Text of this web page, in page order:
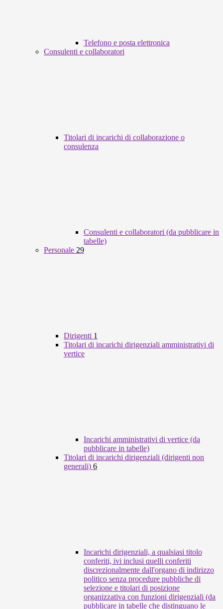
Telefono e posta elettronica
Consulenti e collaboratori
Titolari di incarichi di collaborazione o
consulenza
Consulenti e collaboratori (da pubblicare in
tabelle)
Personale 29
Dirigenti 1
Titolari di incarichi dirigenziali amministrativi di
vertice
Incarichi amministrativi di vertice (da
pubblicare in tabelle)
Titolari di incarichi dirigenziali (dirigenti non
generali) 6
Incarichi dirigenziali, a qualsiasi titolo
conferiti, ivi inclusi quelli conferiti
discrezionalmente dall'organo di indirizzo
politico senza procedure pubbliche di
selezione e titolari di posizione
organizzativa con funzioni dirigenziali (da
pubblicare in tabelle che distinguano le